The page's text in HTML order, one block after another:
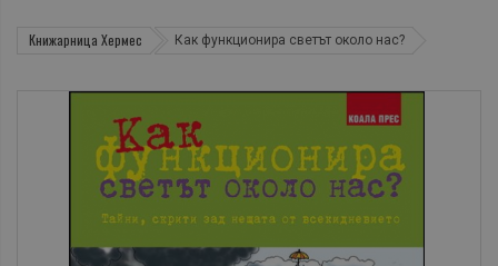
Книжарница Хермес Как функционира светът около нас?